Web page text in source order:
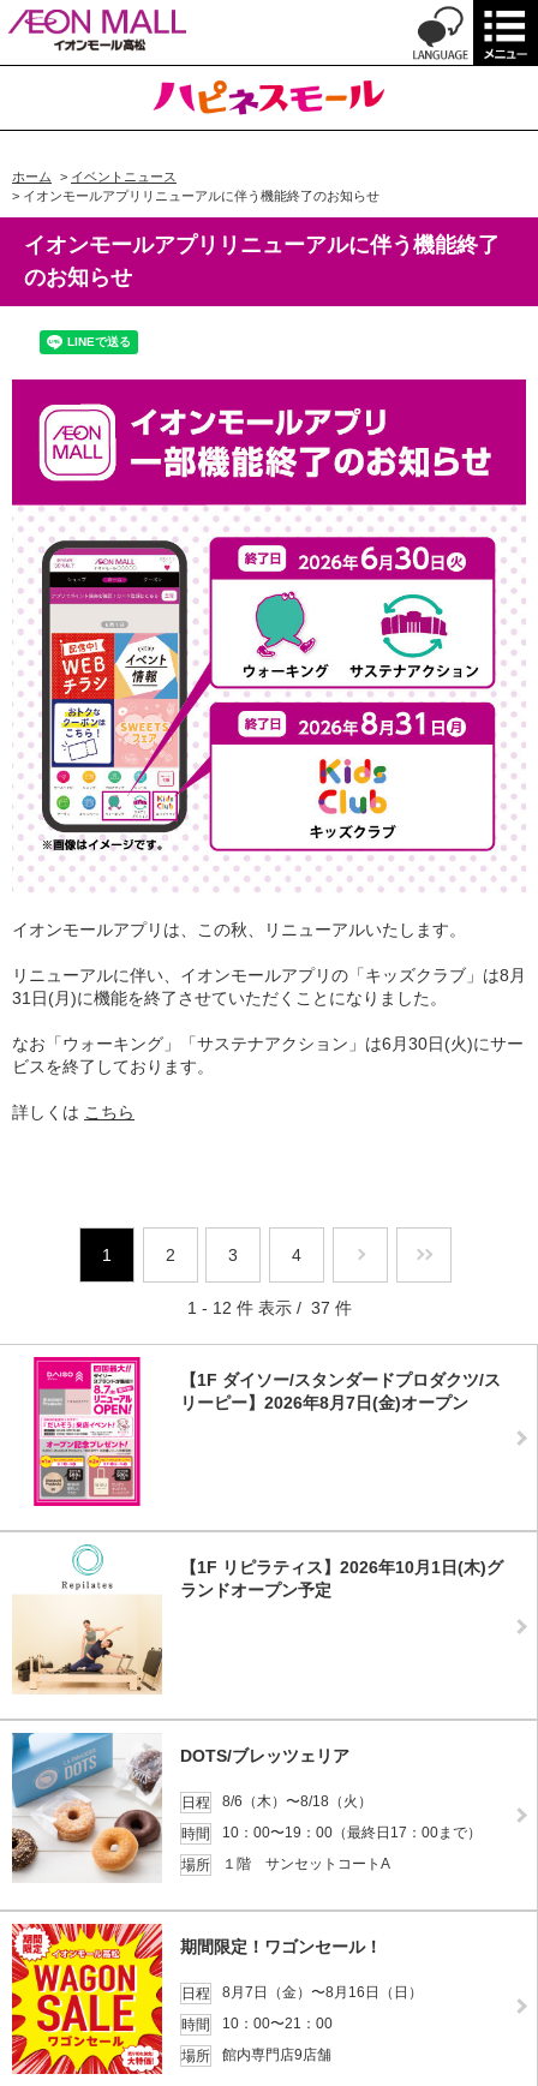
ホーム > イベントニュース
> イオンモールアプリリニューアルに伴う機能終了のお知らせ
イオンモールアプリリニューアルに伴う機能終了
のお知らせ
イオンモールアプリは、この秋、リニューアルいたします。
リニューアルに伴い、イオンモールアプリの「キッズクラブ」は8月
31日(月)に機能を終了させていただくことになりました。
なお「ウォーキング」「サステナアクション」は6月30日(火)にサー
ビスを終了しております。
詳しくは こちら
1 2 3 4
1 - 12 件 表示 / 37 件
【1F ダイソー/スタンダードプロダクツ/ス
リーピー】2026年8月7日(金)オープン
【1F リピラティス】2026年10月1日(木)グ
ランドオープン予定
DOTS/ブレッツェリア
日程
8/6（木）〜8/18（火）
時間
10：00〜19：00（最終日17：00まで）
場所
１階 サンセットコートA
期間限定！ワゴンセール！
日程
8月7日（金）〜8月16日（日）
時間
10：00〜21：00
場所
館内専門店9店舗